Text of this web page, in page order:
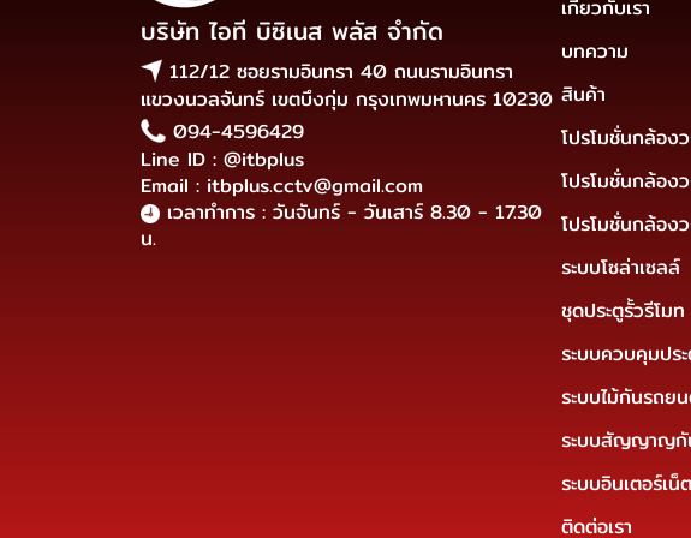
บริษัท ไอที บิซิเนส พลัส จำกัด
112/12 ซอยรามอินทรา 40 ถนนรามอินทรา
แขวงนวลจันทร์ เขตบึงกุ่ม กรุงเทพมหานคร 10230
094-4596429
Line ID : @itbplus
Email : itbplus.cctv@gmail.com
เวลาทำการ : วันจันทร์ - วันเสาร์ 8.30 - 17.30
น.
เกี่ยวกับเรา
บทความ
สินค้า
โปรโมชั่นกล้อ
โปรโมชั่นกล้อ
โปรโมชั่นกล้อง
ระบบโซล่าเซลล์
ชุดประตูรั้วรีโมท
ระบบควบคุมปร
ระบบไม้กันรถย
ระบบสัญญาญกั
ระบบอินเตอร์เ
ติดต่อเรา